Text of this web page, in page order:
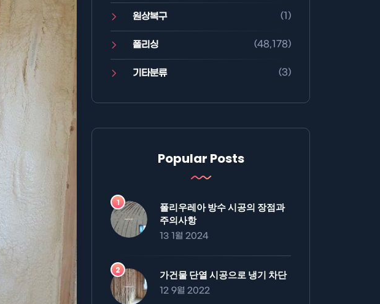
원상복구 (1)
폴리싱 (48,178)
기타분류 (3)
Popular Posts
폴리우레아 방수 시공의 장점과
주의사항
13 1월 2024
가건물 단열 시공으로 냉기 차단
12 9월 2022